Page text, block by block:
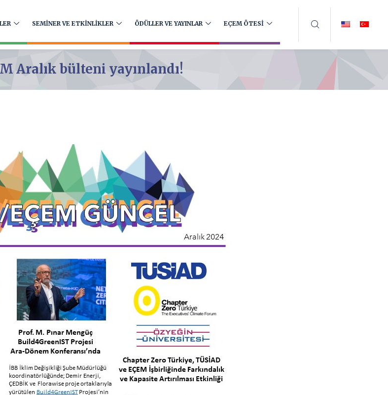
SEMİNER VE ETKİNLİKLER ÖDÜLLER VE YAYINLAR EÇEM ÖTESİ
Aralık bülteni yayınlandı!